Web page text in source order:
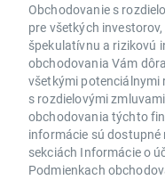
Obchodovanie s
pre všetkých
špekulatívnu a rizikovú
obchodovania Vám
všetkými potenciálnymi
s rozdielovými
obchodovania týchto
informácie sú
sekciách Informácie o
Podmienkach